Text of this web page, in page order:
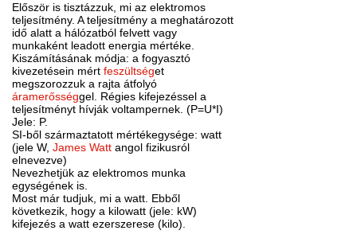
Először is tisztázzuk, mi az elektromos
teljesítmény. A teljesítmény a meghatározott
idő alatt a hálózatból felvett vagy
munkaként leadott energia mértéke.
Kiszámításának módja: a fogyasztó
kivezetésein mértfeszültséget
megszorozzuk a rajta átfolyó
áramerősséggel. Régies kifejezéssel a
teljesítményt hívják voltampernek. (P=U*I)
Jele: P.
SI-ből származtatott mértékegysége: watt
(jele W,James Watt angol fizikusról
elnevezve)
Nevezhetjük az elektromos munka
egységének is.
Most már tudjuk, mi a watt. Ebből
következik, hogy a kilowatt (jele: kW)
kifejezés a watt ezerszerese (kilo).